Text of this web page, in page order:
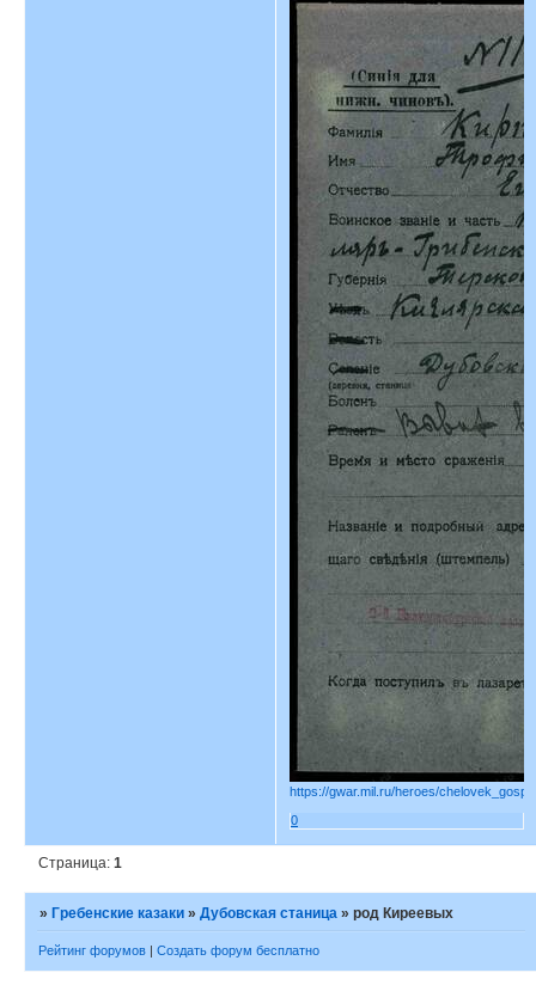
https://gwar.mil.ru/heroes/
0
Страница:1
»Гребенские казаки »Дубовская станица »род Киреевых
Рейтинг форумов | Создать форум бесплатно